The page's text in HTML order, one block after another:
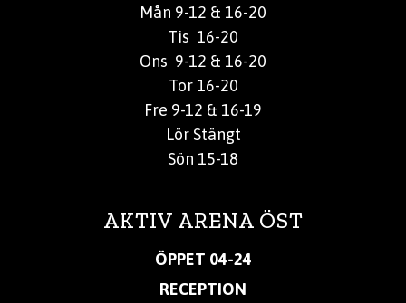
Mån 9-12 & 16-20
Tis 16-20
Ons 9-12 & 16-20
Tor 16-20
Fre 9-12 & 16-19
Lör Stängt
Sön 15-18
AKTIV ARENA ÖST
ÖPPET 04-24
RECEPTION